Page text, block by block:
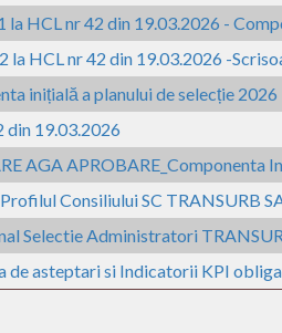
la HCL nr 42 din 19.03.2026 -
la HCL nr 42 din 19.03.2026 -
inițială a planului de selecție 2026
din 19.03.2026
AGA APROBARE_Componenta
Consiliului SC TRANSURB
Selectie Administratori
de asteptari si Indicatorii KPI